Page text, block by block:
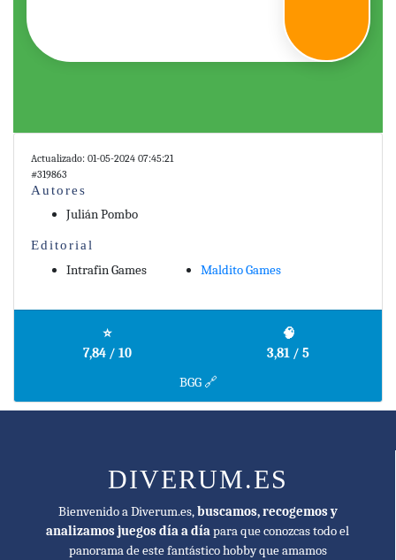
">
Actualizado: 01-05-2024 07:45:21
#319863
Autores
Julián Pombo
Editorial
Intrafin Games Maldito Games
⭐
7,84 / 10
🧠
3,81 / 5
BGG 🔗
DIVERUM.ES
Bienvenido a Diverum.es,buscamos, recogemos y
analizamos juegos día a díapara que conozcas todo el
panorama de este fantástico hobby que amamos